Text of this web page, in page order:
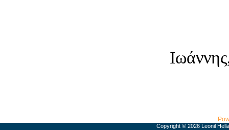
Copyright © 2026 Leonil